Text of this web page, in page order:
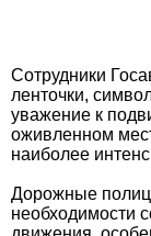
Сотрудники
ленточки,
уважение к
оживленном
наиболее
Дорожные
необходимости